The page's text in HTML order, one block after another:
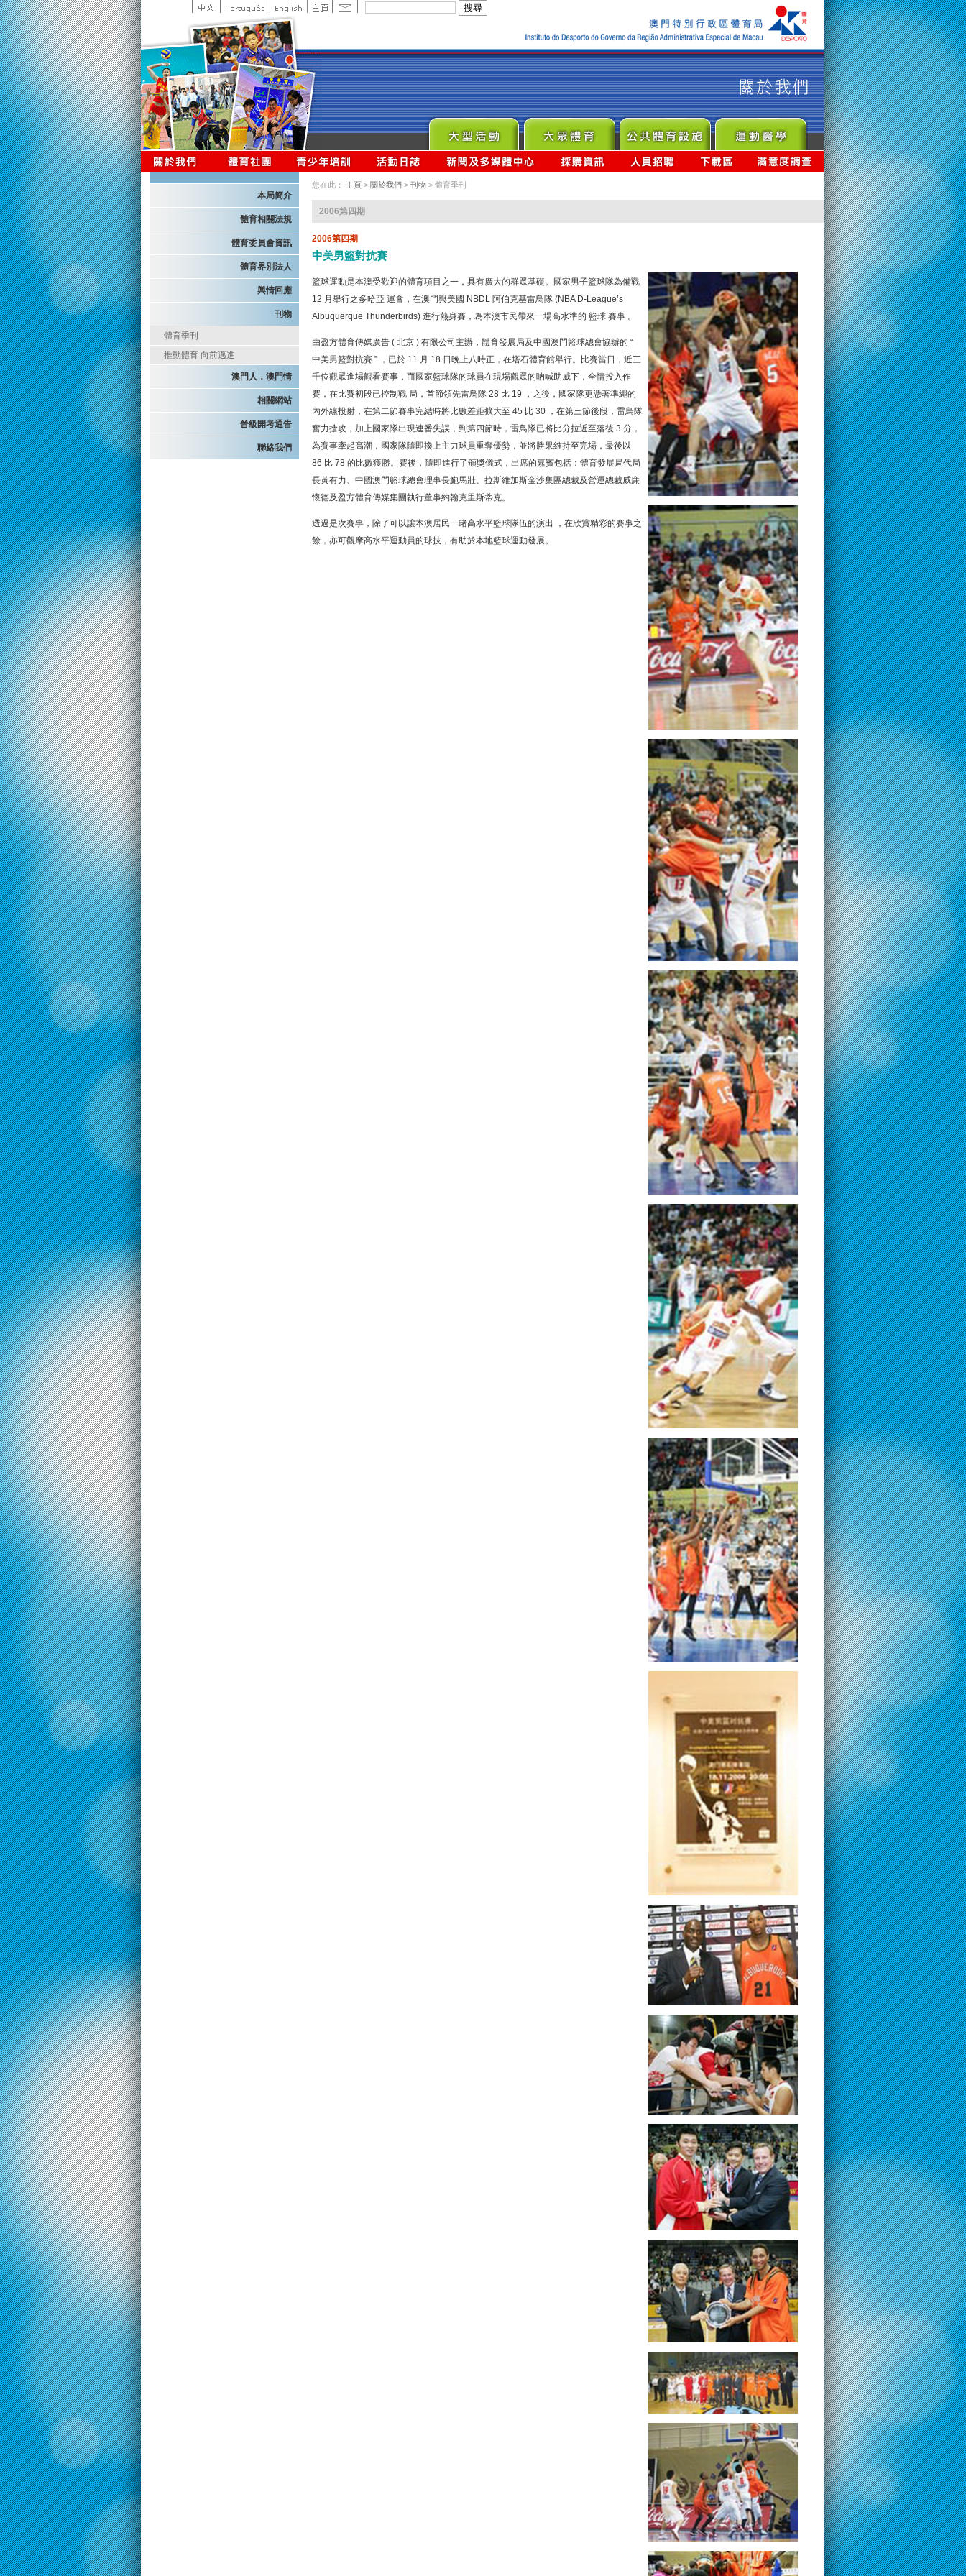
本局簡介
體育相關法規
體育委員會資訊
體育界別法人
輿情回應
刊物
體育季刊
推動體育 向前邁進
澳門人．澳門情
相關網站
晉級開考通告
聯絡我們
您在此： 主頁 > 關於我們 > 刊物 > 體育季刊
2006第四期
2006第四期
中美男籃對抗賽
籃球運動是本澳受歡迎的體育項目之一，具有廣大的群眾基礎。國家男子籃球隊為備戰
12 月舉行之多哈亞 運會，在澳門與美國 NBDL 阿伯克基雷鳥隊 (NBA D-League’s
Albuquerque Thunderbirds) 進行熱身賽，為本澳市民帶來一場高水準的 籃球 賽事 。
由盈方體育傳媒廣告 ( 北京 ) 有限公司主辦，體育發展局及中國澳門籃球總會協辦的 “
中美男籃對抗賽 ” ，已於 11 月 18 日晚上八時正，在塔石體育館舉行。比賽當日，近三
千位觀眾進場觀看賽事，而國家籃球隊的球員在現場觀眾的吶喊助威下，全情投入作
賽，在比賽初段已控制戰 局，首節領先雷鳥隊 28 比 19 ，之後，國家隊更憑著準繩的
內外線投射，在第二節賽事完結時將比數差距擴大至 45 比 30 ，在第三節後段，雷鳥隊
奮力搶攻，加上國家隊出現連番失誤，到第四節時，雷鳥隊已將比分拉近至落後 3 分，
為賽事牽起高潮，國家隊隨即換上主力球員重奪優勢，並將勝果維持至完場，最後以
86 比 78 的比數獲勝。賽後，隨即進行了頒獎儀式，出席的嘉賓包括：體育發展局代局
長黃有力、中國澳門籃球總會理事長鮑馬壯、拉斯維加斯金沙集團總裁及營運總裁威廉
懷德及盈方體育傳媒集團執行董事約翰克里斯蒂克。
透過是次賽事，除了可以讓本澳居民一睹高水平籃球隊伍的演出 ，在欣賞精彩的賽事之
餘，亦可觀摩高水平運動員的球技，有助於本地籃球運動發展。